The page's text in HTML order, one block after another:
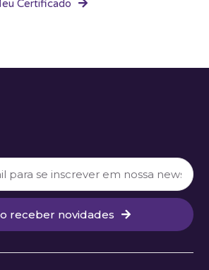
Certificado
receber novidades